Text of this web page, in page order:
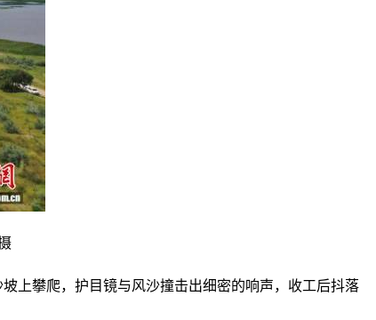
上攀爬，护目镜与风沙撞击出细密的响声，收工后抖落